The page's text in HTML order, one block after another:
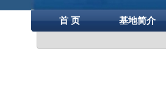
首 页 基地简介